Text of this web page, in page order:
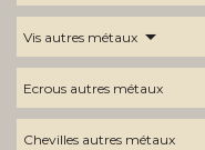
Vis autres métaux arrow_drop_down
Ecrous autres métaux
Chevilles autres métaux